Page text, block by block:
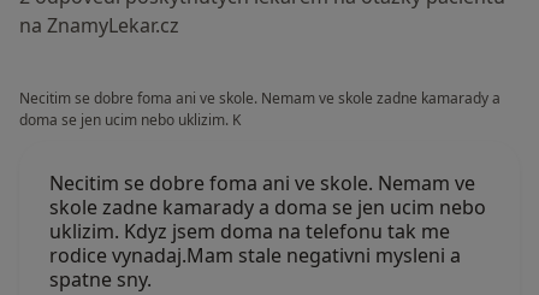
na ZnamyLekar.cz
Necitim se dobre foma ani ve skole. Nemam ve skole zadne kamarady a
doma se jen ucim nebo uklizim. K
Necitim se dobre foma ani ve skole. Nemam ve
skole zadne kamarady a doma se jen ucim nebo
uklizim. Kdyz jsem doma na telefonu tak me
rodice vynadaj.Mam stale negativni mysleni a
spatne sny.